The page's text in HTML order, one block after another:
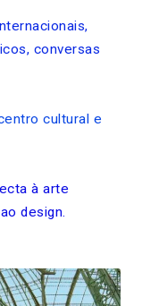
conversas
cultural e
à arte
design.